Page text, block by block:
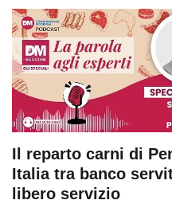
Il reparto carni di
Italia tra banco
libero servizio